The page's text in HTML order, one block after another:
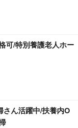
可/特別養護老人ホー
ん活躍中/扶養内O